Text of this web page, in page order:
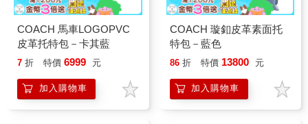
COACH 馬車LOGOPVC
皮革托特包－卡其藍
7 折 特價 6999 元
加入購物車
COACH 璇釦皮革素面托
特包－藍色
86 折 特價 13800 元
加入購物車